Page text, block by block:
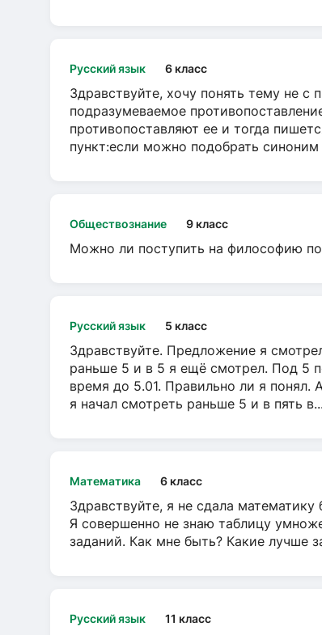
Русский язык 6 класс
Здравствуйте, хочу понять тему не с
подразумеваемое
противопоставляют ее и тогда
пункт:если можно подобрать
Обществознание 9 класс
Можно ли поступить на философию
Русский язык 5 класс
Здравствуйте. Предложение я
раньше 5 и в 5 я ещё смотрел. Под 5
время до 5.01. Правильно ли я понял.
я начал смотреть раньше 5 и в пять в...
Математика 6 класс
Здравствуйте, я не сдала
Я совершенно не знаю таблицу
заданий. Как мне быть? Какие лучше
Русский язык 11 класс